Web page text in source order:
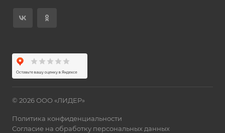
© 2026 ООО «ЛИДЕР»
Политика конфиденциальности
Согласие на обработку персональных данных